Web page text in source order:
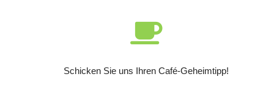
Schicken Sie uns Ihren Café-Geheimtipp!